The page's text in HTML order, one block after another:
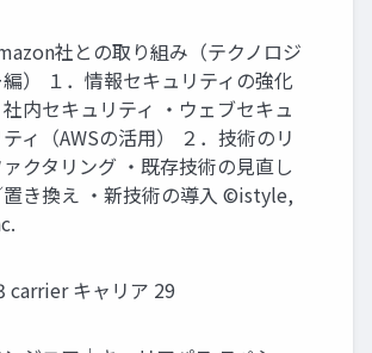
社との取り組み（テクノロジ
） １．情報セキュリティの強化
社内セキュリティ ・ウェブセキュ
ティ（AWSの活用） ２．技術のリ
ァクタリング ・既存技術の見直し
置き換え ・新技術の導入 ©istyle,
carrier キャリア 29